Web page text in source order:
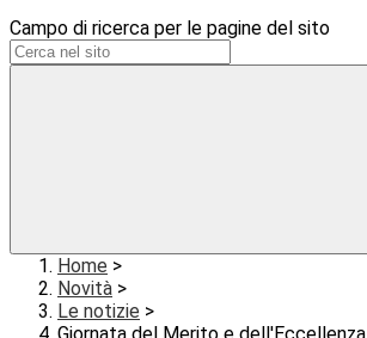
Campo di ricerca per le pagine del sito
Home >
Novità >
Le notizie >